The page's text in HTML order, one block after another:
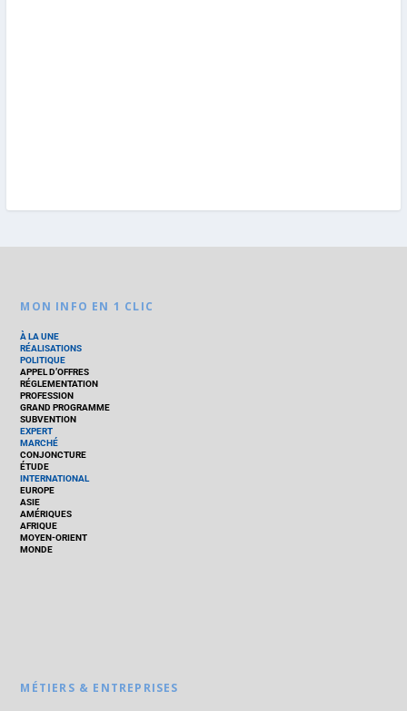
MON INFO EN 1 CLIC
À LA UNE
RÉALISATIONS
POLITIQUE
APPEL D’OFFRES
RÉGLEMENTATION
PROFESSION
GRAND PROGRAMME
SUBVENTION
EXPERT
MARCHÉ
CONJONCTURE
ÉTUDE
INTERNATIONAL
EUROPE
ASIE
AMÉRIQUES
AFRIQUE
MOYEN-ORIENT
MONDE
MÉTIERS & ENTREPRISES